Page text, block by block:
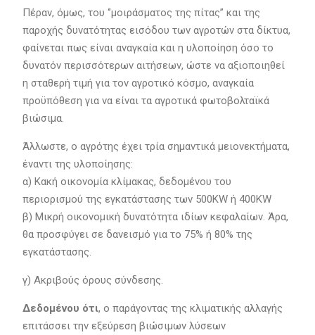
Πέραν, όμως, του ‘’μοιράσματος της πίτας’’ και της
παροχής δυνατότητας εισόδου των αγροτών στα δίκτυα,
φαίνεται πως είναι αναγκαία και η υλοποίηση όσο το
δυνατόν περισσότερων αιτήσεων, ώστε να αξιοποιηθεί
η σταθερή τιμή για τον αγροτικό κόσμο, αναγκαία
προϋπόθεση για να είναι τα αγροτικά φωτοβολταϊκά
βιώσιμα.
Άλλωστε, ο αγρότης έχει τρία σημαντικά μειονεκτήματα,
έναντι της υλοποίησης:
α) Κακή οικονομία κλίμακας, δεδομένου του
περιορισμού της εγκατάστασης των 500KW ή 400KW
β) Μικρή οικονομική δυνατότητα ιδίων κεφαλαίων. Άρα,
θα προσφύγει σε δανεισμό για το 75% ή 80% της
εγκατάστασης.
γ) Ακριβούς όρους σύνδεσης.
Δεδομένου ότι, ο παράγοντας της κλιματικής αλλαγής
επιτάσσει την εξεύρεση βιώσιμων λύσεων